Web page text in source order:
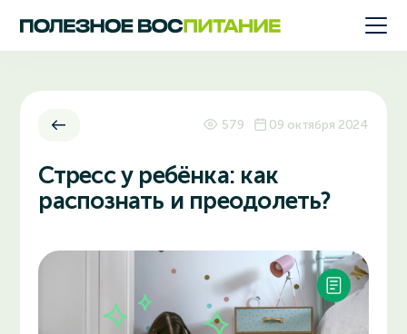
579 09 октября 2024
Стресс у ребёнка: как
распознать и преодолеть?